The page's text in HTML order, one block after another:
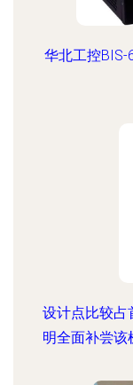
华北工控BIS-
设计点比较占
明全面补尝该